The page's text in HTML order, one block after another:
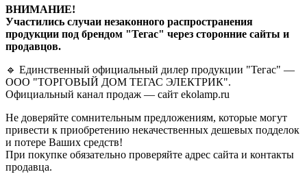
ВНИМАНИЕ!
Участились случаи незаконного распространения
продукции под брендом "Тегас" через сторонние сайты и
продавцов.
🔹 Единственный официальный дилер продукции "Тегас" —
ООО "ТОРГОВЫЙ ДОМ ТЕГАС ЭЛЕКТРИК".
Официальный канал продаж — сайт ekolamp.ru
Не доверяйте сомнительным предложениям, которые могут
привести к приобретению некачественных дешевых подделок
и потере Ваших средств!
При покупке обязательно проверяйте адрес сайта и контакты
продавца.